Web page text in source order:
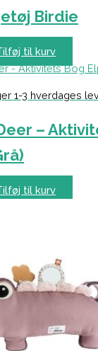
Birdie
til kurv
1-3 hverdages
–
til kurv